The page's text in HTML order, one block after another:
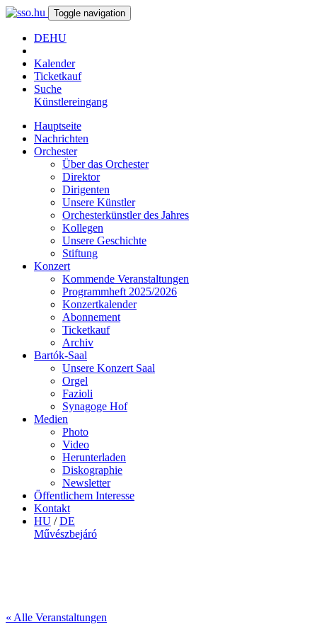
Toggle navigation
DEHU
Kalender
Ticketkauf
Suche
Künstlereingang
Hauptseite
Nachrichten
Orchester
Über das Orchester
Direktor
Dirigenten
Unsere Künstler
Orchesterkünstler des Jahres
Kollegen
Unsere Geschichte
Stiftung
Konzert
Kommende Veranstaltungen
Programmheft 2025/2026
Konzertkalender
Abonnement
Ticketkauf
Archiv
Bartók-Saal
Unsere Konzert Saal
Orgel
Fazioli
Synagoge Hof
Medien
Photo
Video
Herunterladen
Diskographie
Newsletter
Öffentlichem Interesse
Kontakt
HU / DE
Művészbejáró
« Alle Veranstaltungen